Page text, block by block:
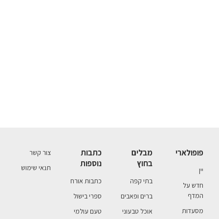
פופולארי
יין
חדש על
המדף
מסעדות
מבלים
בחוץ
בתי קפה
ברים ופאבים
אוכל טבעוני
כתבות
נוספות
כתבות אורח
ספרי בישול
טעם עולמי
צור קשר
תנאי שימוש